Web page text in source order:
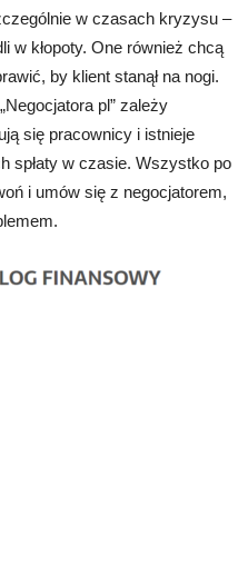
w czasach kryzysu –
w kłopoty. One również chcą
by klient stanął na nogi.
pl” zależy
się pracownicy i istnieje
spłaty w czasie. Wszystko po
i umów się z negocjatorem,